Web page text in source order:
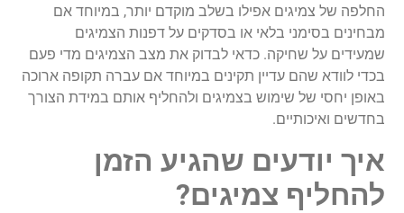
החלפה של צמיגים אפילו בשלב מוקדם יותר, במיוחד אם
מבחינים בסימני בלאי או בסדקים על דפנות הצמיגים
שמעידים על שחיקה. כדאי לבדוק את מצב הצמיגים מדי פעם
בכדי לוודא שהם עדיין תקינים במיוחד אם עברה תקופה ארוכה
באופן יחסי של שימוש בצמיגים ולהחליף אותם במידת הצורך
בחדשים ואיכותיים.
איך יודעים שהגיע הזמן
להחליף צמיגים?